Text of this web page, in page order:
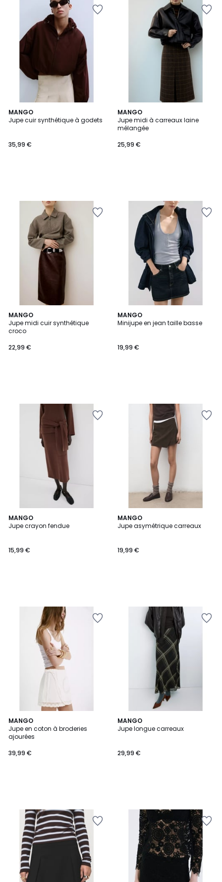
MANGO
Jupe cuir synthétique à godets
35,99 €
MANGO
Jupe midi à carreaux laine
mélangée
25,99 €
MANGO
Jupe midi cuir synthétique
croco
22,99 €
MANGO
Minijupe en jean taille basse
19,99 €
MANGO
Jupe crayon fendue
15,99 €
MANGO
Jupe asymétrique carreaux
19,99 €
MANGO
Jupe en coton à broderies
ajourées
39,99 €
MANGO
Jupe longue carreaux
29,99 €